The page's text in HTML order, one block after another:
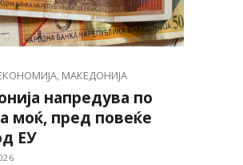
, МАКЕДОНИЈА
напредува по
моќ, пред повеќе
ЕУ